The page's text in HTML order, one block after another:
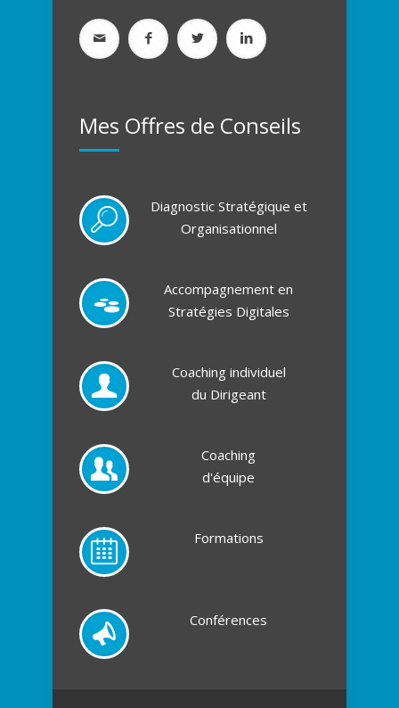
Mes Offres de Conseils
Diagnostic Stratégique et
Organisationnel
Accompagnement en
Stratégies Digitales
Coaching individuel
du Dirigeant
Coaching
d'équipe
Formations
Conférences